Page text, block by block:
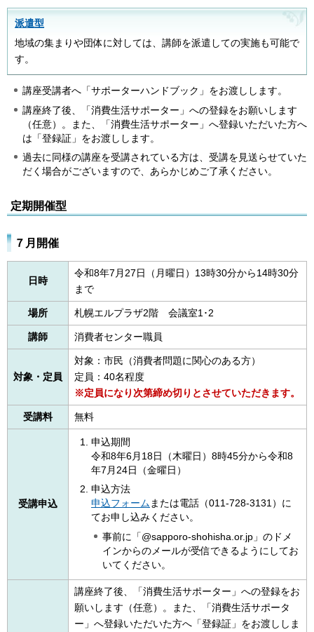
派遣型
地域の集まりや団体に対しては、講師を派遣しての実施も可能で
す。
講座受講者へ「サポーターハンドブック」をお渡しします。
講座終了後、「消費生活サポーター」への登録をお願いします
（任意）。また、「消費生活サポーター」へ登録いただいた方へ
は「登録証」をお渡しします。
過去に同様の講座を受講されている方は、受講を見送らせていた
だく場合がございますので、あらかじめご了承ください。
定期開催型
７月開催
日時
令和8年7月27日（月曜日）13時30分から14時30分
まで
場所 札幌エルプラザ2階 会議室1･2
講師 消費者センター職員
対象・定員
対象：市民（消費者問題に関心のある方）
定員：40名程度
※定員になり次第締め切りとさせていただきます。
受講料 無料
受講申込
申込期間
令和8年6月18日（木曜日）8時45分から令和8
年7月24日（金曜日）
申込方法
申込フォームまたは電話（011-728-3131）に
てお申し込みください。
事前に「@sapporo-shohisha.or.jp」のドメ
インからのメールが受信できるようにしてお
いてください。
講座終了後、「消費生活サポーター」への登録をお
願いします（任意）。また、「消費生活サポータ
ー」へ登録いただいた方へ「登録証」をお渡ししま